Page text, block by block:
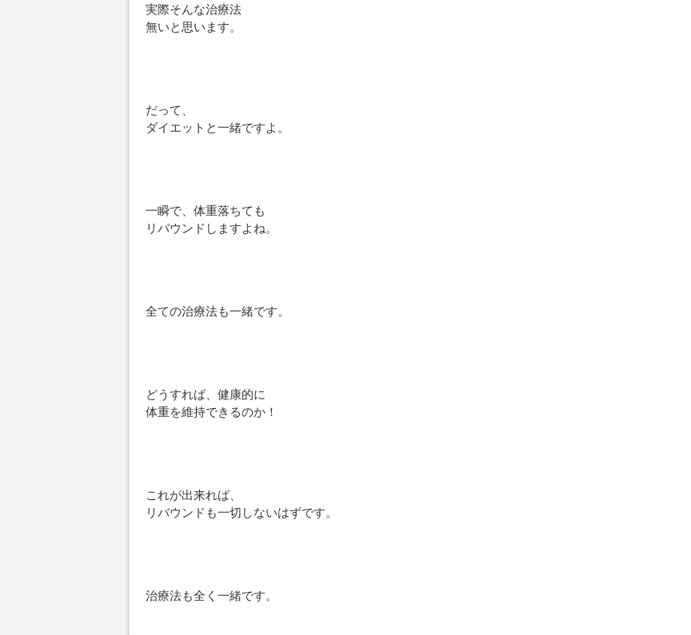
実際そんな治療法
無いと思います。
だって、
ダイエットと一緒ですよ。
一瞬で、体重落ちても
リバウンドしますよね。
全ての治療法も一緒です。
どうすれば、健康的に
体重を維持できるのか！
これが出来れば、
リバウンドも一切しないはずです。
治療法も全く一緒です。